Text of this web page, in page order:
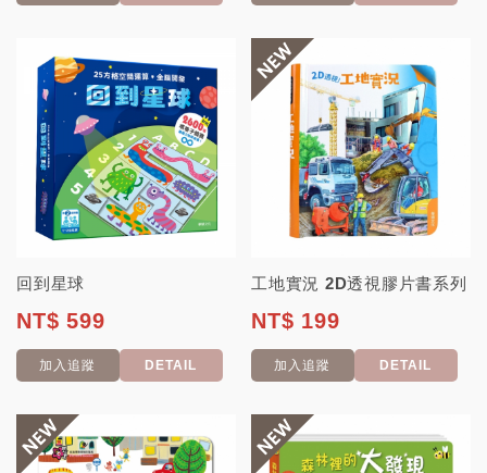
回到星球
NT$ 599
加入追蹤 DETAIL
工地實況 2D透視膠片書系列
NT$ 199
加入追蹤 DETAIL